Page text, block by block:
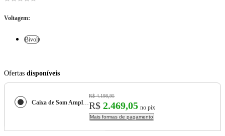
Voltagem:
Bivolt
Ofertas disponíveis
Caixa de Som Amplificada LG Partybox XBOOM XL9T IPX4 Bivolt com Bluetooth, Alça de transporte e Display LED 1.000W RMS - Preta
R$ 4.198,95
R$ 2.469,05 no pix
Mais formas de pagamento